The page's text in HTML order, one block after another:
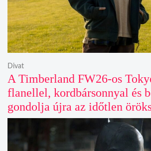
A Timberland FW26-os
flanellel, kordbársonnyal és
gondolja újra az időtlen
Divat